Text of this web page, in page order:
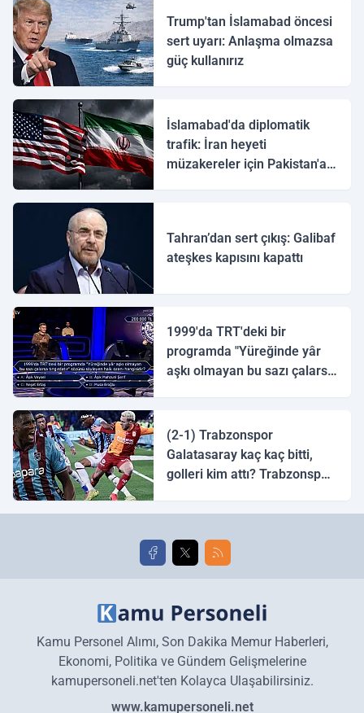
Trump'tan İslamabad öncesi
sert uyarı: Anlaşma olmazsa
güç kullanırız
İslamabad'da diplomatik
trafik: İran heyeti
müzakereler için Pakistan'a
Tahran’dan sert çıkış: Galibaf
ateşkes kapısını kapattı
1999'da TRT'deki bir
programda "Yüreğinde yâr
aşkı olmayan bu sazı çalarsa
(2-1) Trabzonspor
Galatasaray kaç kaç bitti,
golleri kim attı? Trabzonspor
golleri!
Kamu Personel Alımı, Son Dakika Memur Haberleri,
Ekonomi, Politika ve Gündem Gelişmelerine
kamupersoneli.net'ten Kolayca Ulaşabilirsiniz.
www.kamupersoneli.net